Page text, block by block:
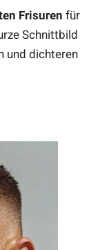
Frisuren für
Schnittbild
und dichteren